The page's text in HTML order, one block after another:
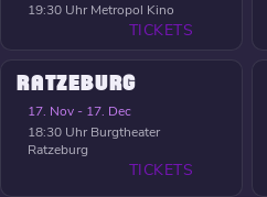
19:30 Uhr Metropol Kino
TICKETS
RATZEBURG
17. Nov - 17. Dec
18:30 Uhr Burgtheater
Ratzeburg
TICKETS